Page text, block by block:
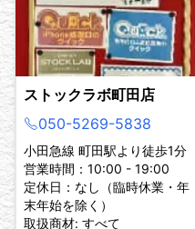
ストックラボ町田店
050-5269-5838
小田急線 町田駅より徒歩1分
営業時間：10:00 - 19:00
定休日：なし（臨時休業・年
末年始を除く）
取扱商材: すべて